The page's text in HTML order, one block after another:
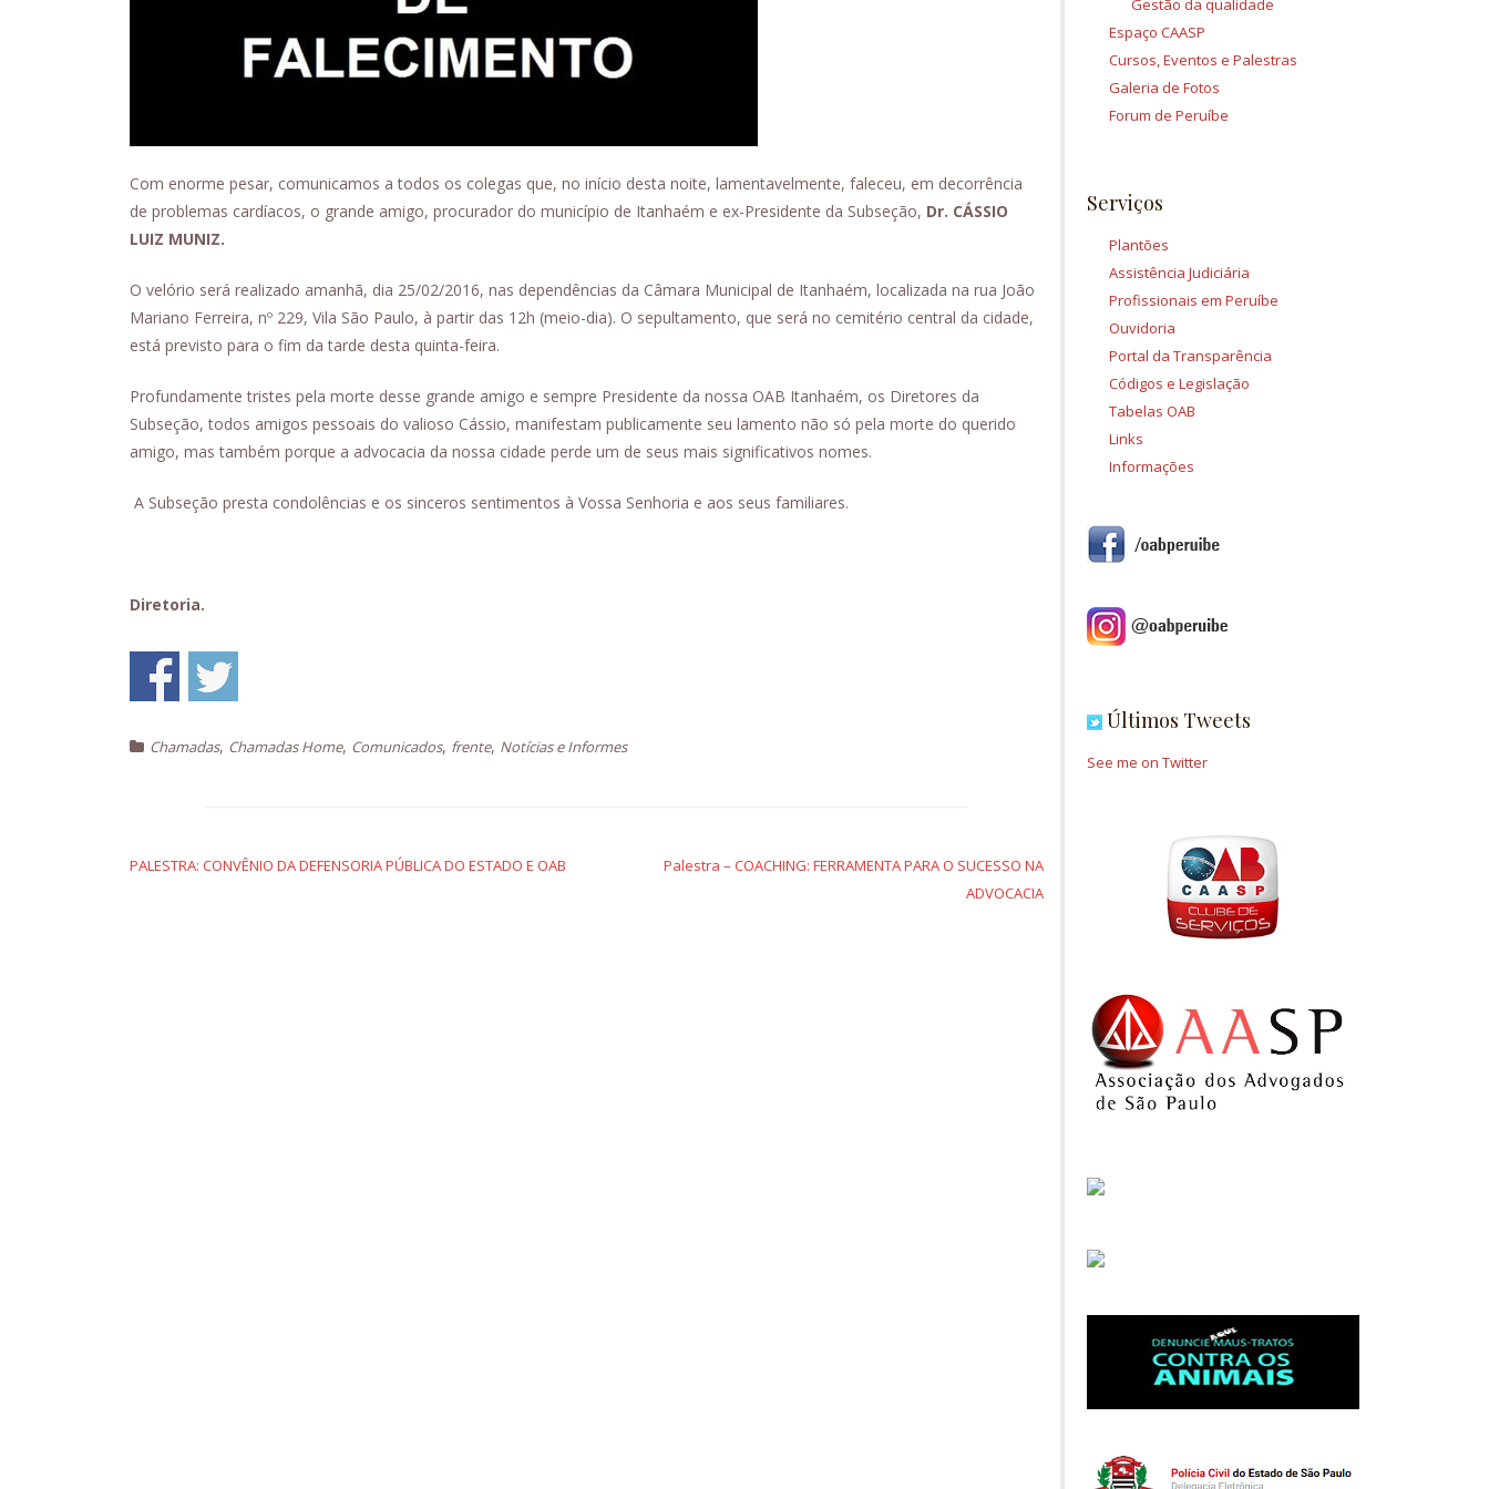
Com enorme pesar, comunicamos a todos os colegas que, no início desta noite, lamentavelmente, faleceu, em decorrência
de problemas cardíacos, o grande amigo, procurador do município de Itanhaém e ex-Presidente da Subseção, Dr. CÁSSIO
LUIZ MUNIZ.
O velório será realizado amanhã, dia 25/02/2016, nas dependências da Câmara Municipal de Itanhaém, localizada na rua João
Mariano Ferreira, nº 229, Vila São Paulo, à partir das 12h (meio-dia). O sepultamento, que será no cemitério central da cidade,
está previsto para o fim da tarde desta quinta-feira.
Profundamente tristes pela morte desse grande amigo e sempre Presidente da nossa OAB Itanhaém, os Diretores da
Subseção, todos amigos pessoais do valioso Cássio, manifestam publicamente seu lamento não só pela morte do querido
amigo, mas também porque a advocacia da nossa cidade perde um de seus mais significativos nomes.
A Subseção presta condolências e os sinceros sentimentos à Vossa Senhoria e aos seus familiares.
Diretoria.
Chamadas, Chamadas Home, Comunicados, frente, Notícias e Informes
de
PALESTRA: CONVÊNIO DA DEFENSORIA PÚBLICA DO ESTADO E OAB
Palestra – COACHING: FERRAMENTA PARA O SUCESSO NA
ADVOCACIA
Gestão da qualidade
Espaço CAASP
Cursos, Eventos e Palestras
Galeria de Fotos
Forum de Peruíbe
Serviços
Plantões
Assistência Judiciária
Profissionais em Peruíbe
Ouvidoria
Portal da Transparência
Códigos e Legislação
Tabelas OAB
Links
Informações
Últimos Tweets
See me on Twitter